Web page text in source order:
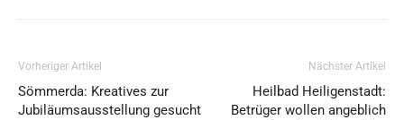
Vorheriger Artikel
Sömmerda: Kreatives zur
Jubiläumsausstellung gesucht
Nächster Artikel
Heilbad Heiligenstadt:
Betrüger wollen angeblich